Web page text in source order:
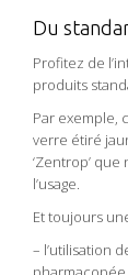
Du
Profitez de
produits
Par exemple,
verre étiré
‘Zentrop’
l’usage.
Et toujours
– l’utilisation